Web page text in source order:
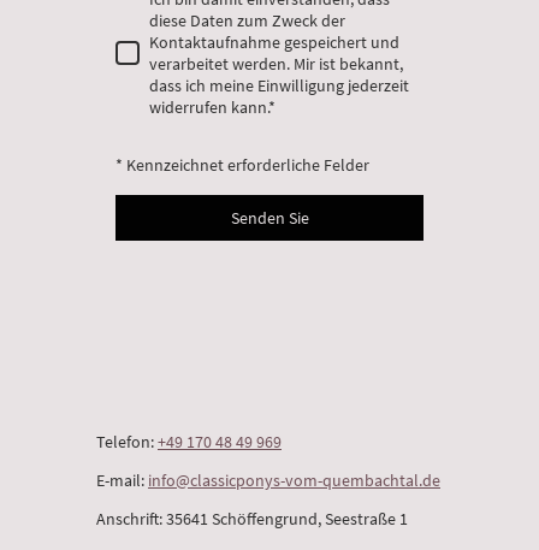
diese Daten zum Zweck der
Kontaktaufnahme gespeichert und
verarbeitet werden. Mir ist bekannt,
dass ich meine Einwilligung jederzeit
widerrufen kann.*
* Kennzeichnet erforderliche Felder
Senden Sie
Telefon:+49 170 48 49 969
E-mail: info@classicponys-vom-quembachtal.de
Anschrift: 35641 Schöffengrund, Seestraße 1